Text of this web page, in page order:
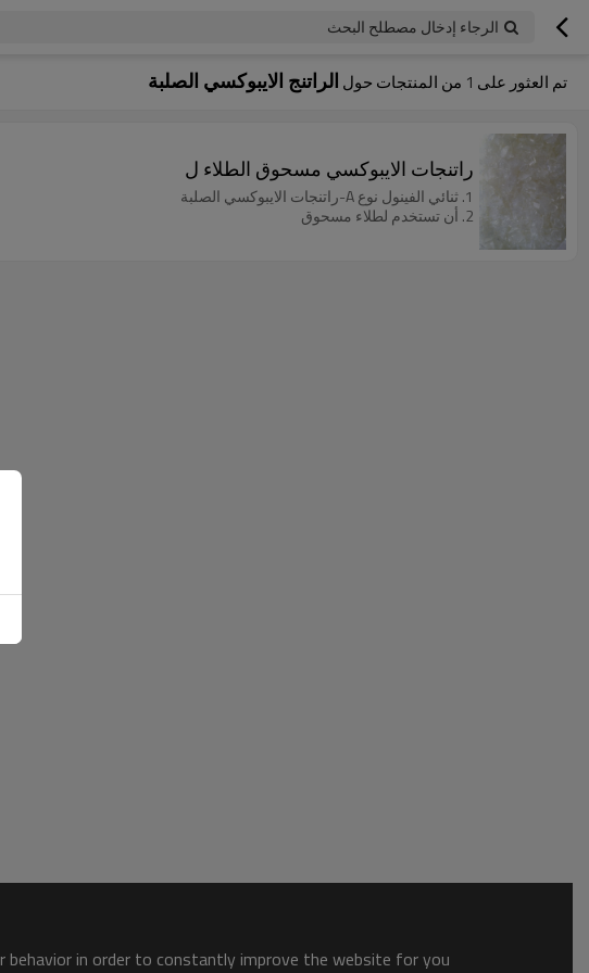
الرجاء إدخال مصطلح البحث
تم العثور على 1 من المنتجات حول الراتنج الايبوكسي الصلبة
راتنجات الايبوكسي مسحوق الطلاء ل
1. ثنائي الفينول نوع A-راتنجات الايبوكسي الصلبة
2. أن تستخدم لطلاء مسحوق
in order to constantly improve the website for you.